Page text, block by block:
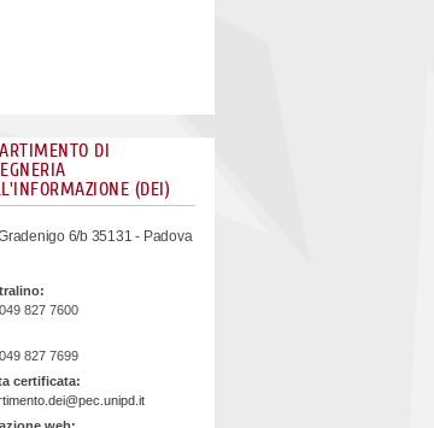
DI
(DEI)
6/b 35131 - Padova
827 7600
827 7699
certificata: